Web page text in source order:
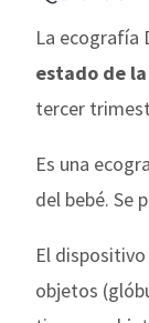
La ecografía
estado de
tercer
Es una
del bebé. Se
El
objetos